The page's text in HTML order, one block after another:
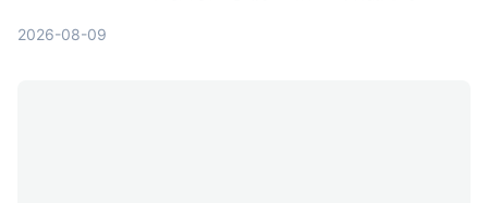
2026-08-09